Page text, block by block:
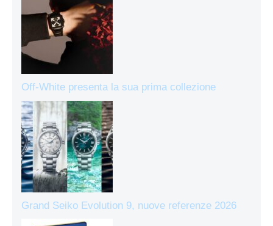
Off-White presenta la sua prima collezione
Grand Seiko Evolution 9, nuove referenze 2026